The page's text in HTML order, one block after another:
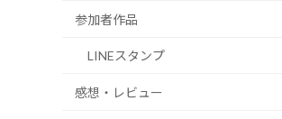
参加者作品
LINEスタンプ
感想・レビュー